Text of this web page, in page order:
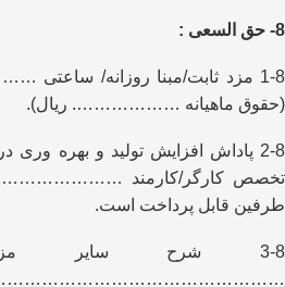
8- حق السعی :
1-8 مزد ثابت/مبنا روزانه/
(حقوق ماهیانه ………………. ریال).
2-8 پاداش افزایش تولید و بهره
تخصص کارگر/کارمند
طرفین قابل پرداخت است.
3-8 شرح سایر
.